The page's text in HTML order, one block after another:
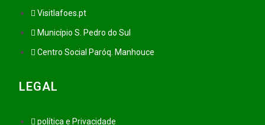
Visitlafoes.pt
Município S. Pedro do Sul
Centro Social Paróq. Manhouce
LEGAL
política e Privacidade